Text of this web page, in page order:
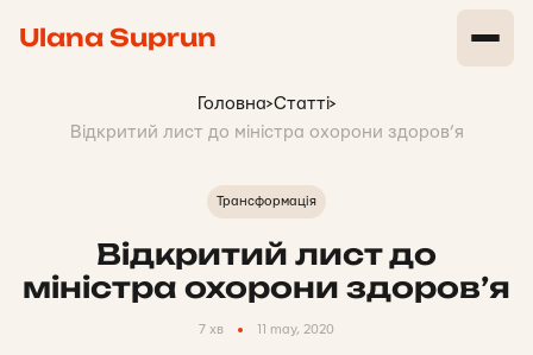
Ulana Suprun
Головна>Статті>
Відкритий лист до міністра охорони здоров’я
Трансформація
Відкритий лист до
міністра охорони здоров’я
7 хв 11 may, 2020